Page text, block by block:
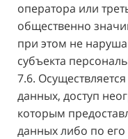
оператора или
общественно
при этом не
субъекта
7.6.
данных, доступ
которым
данных либо по